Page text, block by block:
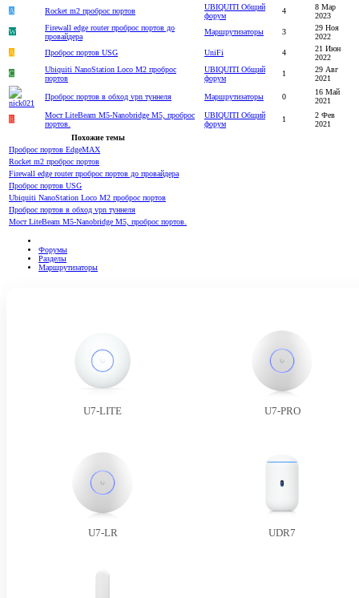
A
Rocket m2 проброс портов
UBIQUITI Общий
форум
4
8 Мар
2023
W
Firewall edge router проброс портов до
провайдера
Маршрутизаторы 3
29 Ноя
2022
A
Проброс портов USG UniFi 4
21 Июн
2022
С
Ubiquiti NanoStation Loco M2 проброс
портов
UBIQUITI Общий
форум
1
29 Авг
2021
Проброс портов в обход vpn туннеля Маршрутизаторы 0
16 Май
2021
R
Мост LiteBeam M5-Nanobridge M5, проброс
портов.
UBIQUITI Общий
форум
1
2 Фев
2021
Похожие темы
Проброс портов EdgeMAX
Rocket m2 проброс портов
Firewall edge router проброс портов до провайдера
Проброс портов USG
Ubiquiti NanoStation Loco M2 проброс портов
Проброс портов в обход vpn туннеля
Мост LiteBeam M5-Nanobridge M5, проброс портов.
Форумы
Разделы
Маршрутизаторы
U7-LITE U7-PRO
U7-LR UDR7